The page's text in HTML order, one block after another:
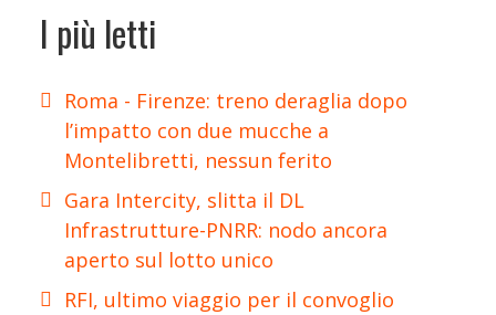
I più letti
Roma - Firenze: treno deraglia dopo
l’impatto con due mucche a
Montelibretti, nessun ferito
Gara Intercity, slitta il DL
Infrastrutture-PNRR: nodo ancora
aperto sul lotto unico
RFI, ultimo viaggio per il convoglio